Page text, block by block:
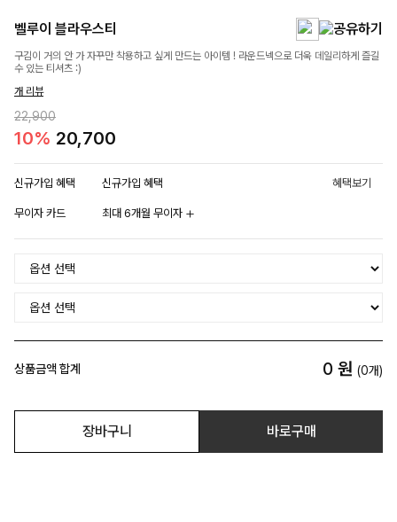
벨루이 블라우스티
구김이 거의 안 가 자꾸만 착용하고 싶게 만드는 아이템 ! 라운드넥으로 더욱 데일리하게 즐길
수 있는 티셔츠 :)
개 리뷰
22,900
10% 20,700
신규가입 혜택 신규가입 혜택 혜택보기
무이자 카드 최대 6개월 무이자
상품금액 합계 0 원 (0개)
장바구니 바로구매